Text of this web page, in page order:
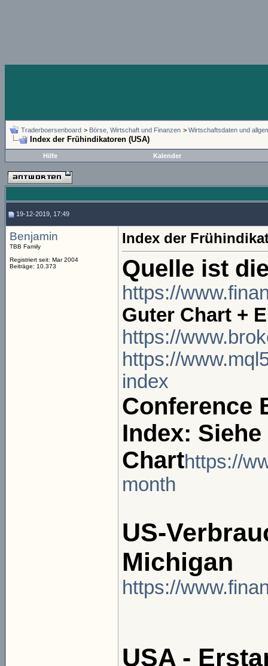
Traderboersenboard > Börse, Wirtschaft und Finanzen > Wirtschaftsdaten und
Index der Frühindikatoren (USA)
Hilfe Kalender
19-12-2019, 17:49
Benjamin
TBB Family
Registriert seit: Mar 2004
Beiträge: 10.373
Index der
Quelle ist
https://
Guter Chart +
https://
https://
index
Conference
Index:
Charthttps://
month
US-
Michigan
https://
USA -